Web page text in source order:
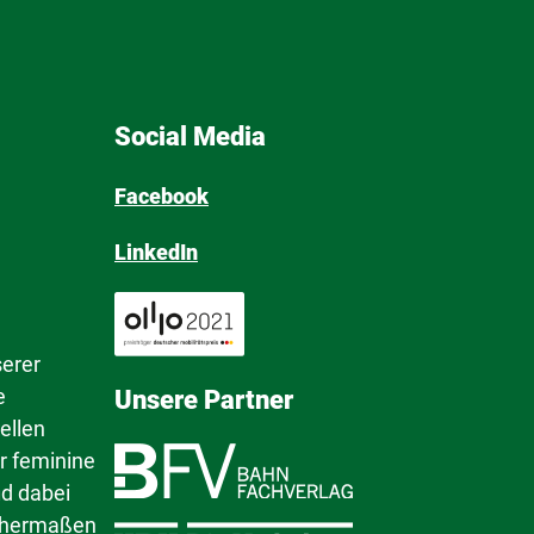
feminine
dabei
Social Media
Facebook
LinkedIn
Unsere Partner